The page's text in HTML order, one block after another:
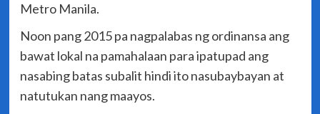
Metro Manila.
Noon pang 2015 pa nagpalabas ng ordinansa ang
bawat lokal na pamahalaan para ipatupad ang
nasabing batas subalit hindi ito nasubaybayan at
natutukan nang maayos.